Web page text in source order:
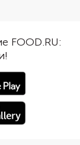
Его
отбить, чтобы
Но не
свинина
А еще не стоит
маринования.
мясо
вкусами.
FOOD.RU: